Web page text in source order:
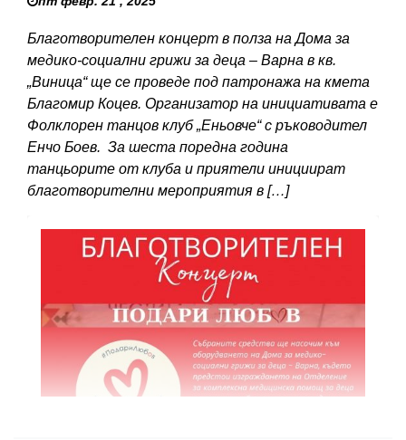
Благотворителен концерт в полза на Дома за
медико-социални грижи за деца – Варна в кв.
„Виница“ ще се проведе под патронажа на кмета
Благомир Коцев. Организатор на инициативата е
Фолклорен танцов клуб „Еньовче“ с ръководител
Енчо Боев. За шеста поредна година
танцьорите от клуба и приятели инициират
благотворителни мероприятия в […]